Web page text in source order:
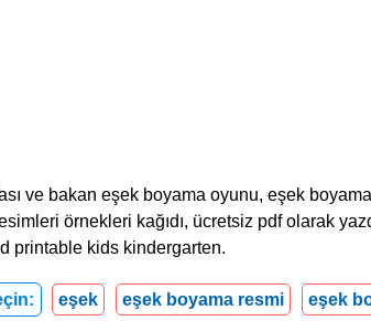
ve bakan eşek boyama oyunu, eşek
örnekleri kağıdı, ücretsiz pdf olarak
printable kids kindergarten.
eşek eşek boyama resmi eşek